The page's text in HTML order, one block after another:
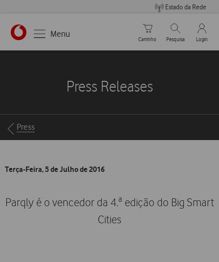
Estado da Rede
https://www.vodafone.pt
Menu
Carrinho de compras
Carrinho
Pesquisar
Pesquisa
My
Login
Press Releases
Breadcrumbs
Press
Terça-Feira, 5 de Julho de 2016
Parqly é o vencedor da 4.ª edição do Big Smart
Cities